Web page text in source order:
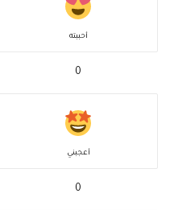
أحببته
0
أعجبني
0